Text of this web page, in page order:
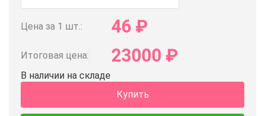
Цена за 1 шт.: 46 ₽
Итоговая цена: 23000 ₽
В наличии на складе
Купить